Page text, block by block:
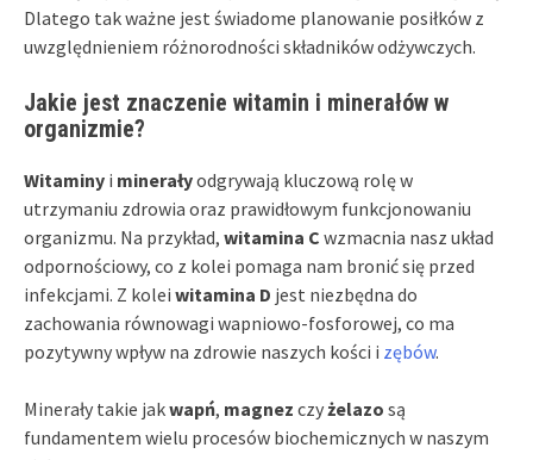
Dlatego tak ważne jest świadome planowanie posiłków z
uwzględnieniem różnorodności składników odżywczych.
Jakie jest znaczenie witamin i minerałów w
organizmie?
Witaminy i minerałyodgrywają kluczową rolę w
utrzymaniu zdrowia oraz prawidłowym funkcjonowaniu
organizmu. Na przykład, witamina C wzmacnia nasz układ
odpornościowy, co z kolei pomaga nam bronić się przed
infekcjami. Z kolei witamina D jest niezbędna do
zachowania równowagi wapniowo-fosforowej, co ma
pozytywny wpływ na zdrowie naszych kości i zębów.
Minerały takie jakwapń, magnez czyżelazo są
fundamentem wielu procesów biochemicznych w naszym